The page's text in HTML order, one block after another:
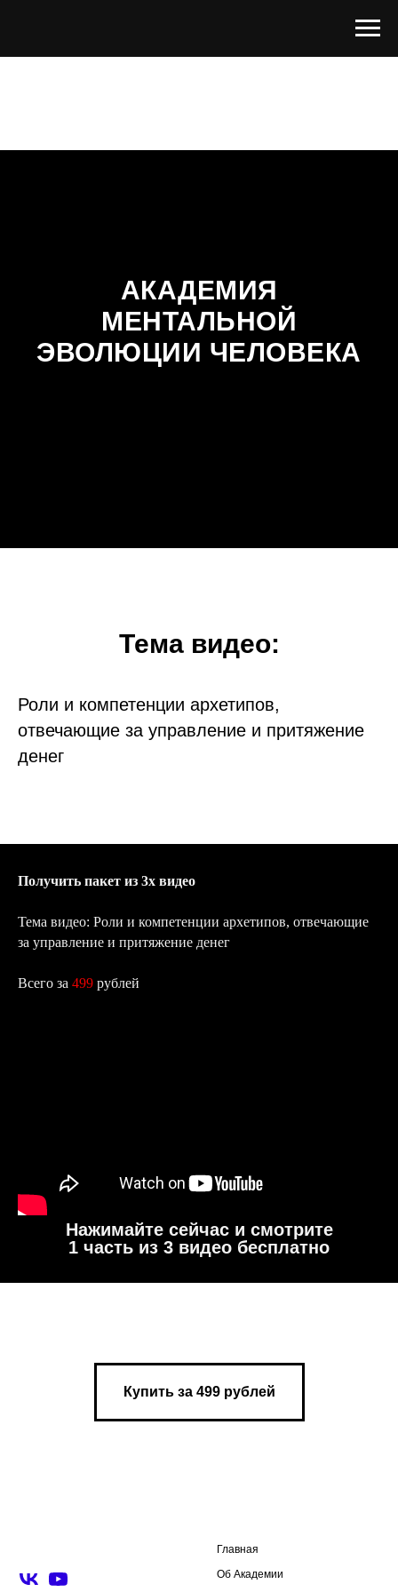
АКАДЕМИЯ
МЕНТАЛЬНОЙ
ЭВОЛЮЦИИ ЧЕЛОВЕКА
Тема видео:
Роли и компетенции архетипов,
отвечающие за управление и притяжение
денег
Получить пакет из 3х видео
Тема видео: Роли и компетенции архетипов, отвечающие
за управление и притяжение денег
Всего за 499 рублей
Нажимайте сейчас и смотрите
1 часть из 3 видео бесплатно
Купить за 499 рублей
Главная
Об Академии